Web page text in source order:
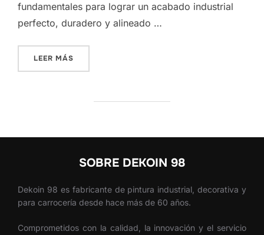
fundamentales para lograr un acabado industrial
perfecto, duradero y alineado …
LEER MÁS
SOBRE DEKOIN 98
Dekoin 98 es fabricante de pintura industrial, decorativa y
para carrocería desde hace más de 60 años.
Comprometidos con la calidad, la innovación y el servicio